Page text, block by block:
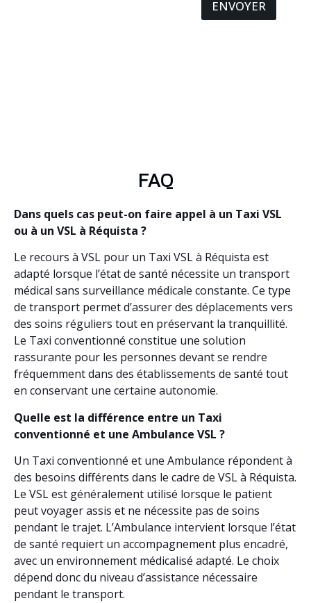
ENVOYER
FAQ
Dans quels cas peut-on faire appel à un Taxi VSL
ou à un VSL à Réquista ?
Le recours à VSL pour un Taxi VSL à Réquista est
adapté lorsque l’état de santé nécessite un transport
médical sans surveillance médicale constante. Ce type
de transport permet d’assurer des déplacements vers
des soins réguliers tout en préservant la tranquillité.
Le Taxi conventionné constitue une solution
rassurante pour les personnes devant se rendre
fréquemment dans des établissements de santé tout
en conservant une certaine autonomie.
Quelle est la différence entre un Taxi
conventionné et une Ambulance VSL ?
Un Taxi conventionné et une Ambulance répondent à
des besoins différents dans le cadre de VSL à Réquista.
Le VSL est généralement utilisé lorsque le patient
peut voyager assis et ne nécessite pas de soins
pendant le trajet. L’Ambulance intervient lorsque l’état
de santé requiert un accompagnement plus encadré,
avec un environnement médicalisé adapté. Le choix
dépend donc du niveau d’assistance nécessaire
pendant le transport.